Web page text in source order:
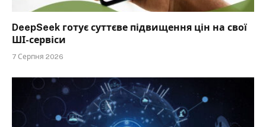
DeepSeek готує суттєве підвищення цін на свої
ШІ-сервіси
7 Серпня 2026